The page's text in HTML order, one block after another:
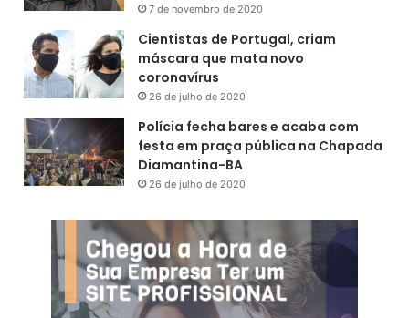
7 de novembro de 2020
Cientistas de Portugal, criam
máscara que mata novo
coronavírus
26 de julho de 2020
Polícia fecha bares e acaba com
festa em praça pública na Chapada
Diamantina-BA
26 de julho de 2020